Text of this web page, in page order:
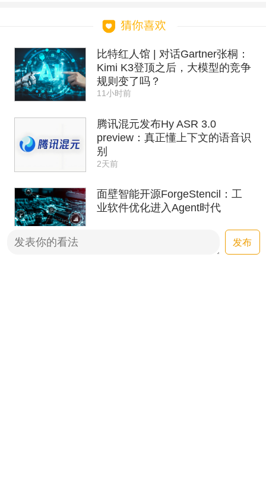
比特红人馆 | 对话Gartner张桐：
Kimi K3登顶之后，大模型的竞争
规则变了吗？
11小时前
腾讯混元发布Hy ASR 3.0
preview：真正懂上下文的语音识
别
2天前
面壁智能开源ForgeStencil：工
业软件优化进入Agent时代
发布